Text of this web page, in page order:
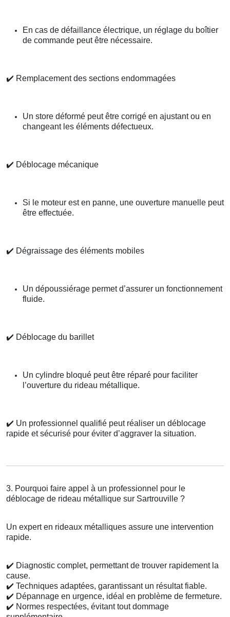
En cas de défaillance électrique, un réglage du boîtier
de commande peut être nécessaire.
✔️ Remplacement des sections endommagées
Un store déformé peut être corrigé en ajustant ou en
changeant les éléments défectueux.
✔️ Déblocage mécanique
Si le moteur est en panne, une ouverture manuelle peut
être effectuée.
✔️ Dégraissage des éléments mobiles
Un dépoussiérage permet d’assurer un fonctionnement
fluide.
✔️ Déblocage du barillet
Un cylindre bloqué peut être réparé pour faciliter
l’ouverture du rideau métallique.
✔️ Un professionnel qualifié peut réaliser un déblocage
rapide et sécurisé pour éviter d’aggraver la situation.
3. Pourquoi faire appel à un professionnel pour le
déblocage de rideau métallique sur Sartrouville ?
Un expert en rideaux métalliques assure une intervention
rapide.
✔️ Diagnostic complet, permettant de trouver rapidement la
cause.
✔️ Techniques adaptées, garantissant un résultat fiable.
✔️ Dépannage en urgence, idéal en problème de fermeture.
✔️ Normes respectées, évitant tout dommage